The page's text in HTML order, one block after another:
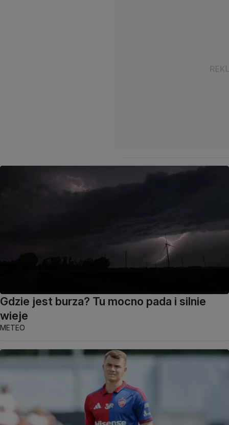
Gdzie jest burza? Tu mocno pada i silnie
wieje
METEO